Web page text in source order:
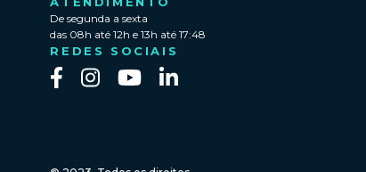
De segunda a sexta
das 08h até 12h e 13h até 17:48
REDES SOCIAIS